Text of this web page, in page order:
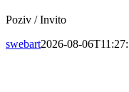
Poziv / Invito
swebart2026-08-